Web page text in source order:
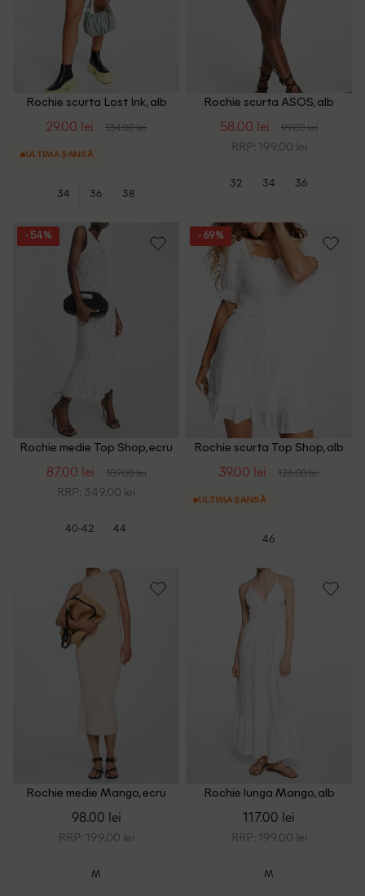
Rochie scurta Lost Ink, alb
29.00 lei 134.00 lei
ULTIMA ȘANSĂ
34 36 38
Rochie scurta ASOS, alb
58.00 lei 99.00 lei
RRP: 199.00 lei
32 34 36
- 54%
Rochie medie Top Shop, ecru
87.00 lei 189.00 lei
RRP: 349.00 lei
40-42 44
- 69%
Rochie scurta Top Shop, alb
39.00 lei 126.00 lei
ULTIMA ȘANSĂ
46
Rochie medie Mango, ecru
98.00 lei
RRP: 199.00 lei
M
Rochie lunga Mango, alb
117.00 lei
RRP: 199.00 lei
M